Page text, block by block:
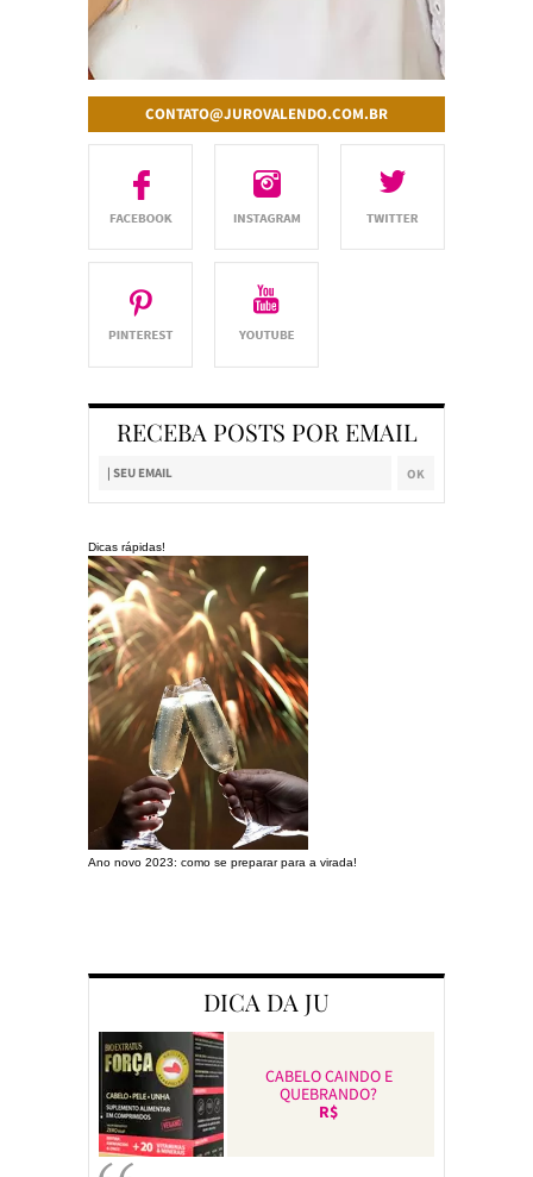
CONTATO@JUROVALENDO.COM.BR
RECEBA POSTS POR EMAIL
Dicas rápidas!
Ano novo 2023: como se preparar para a virada!
DICA DA JU
CABELO CAINDO E
QUEBRANDO?
R$